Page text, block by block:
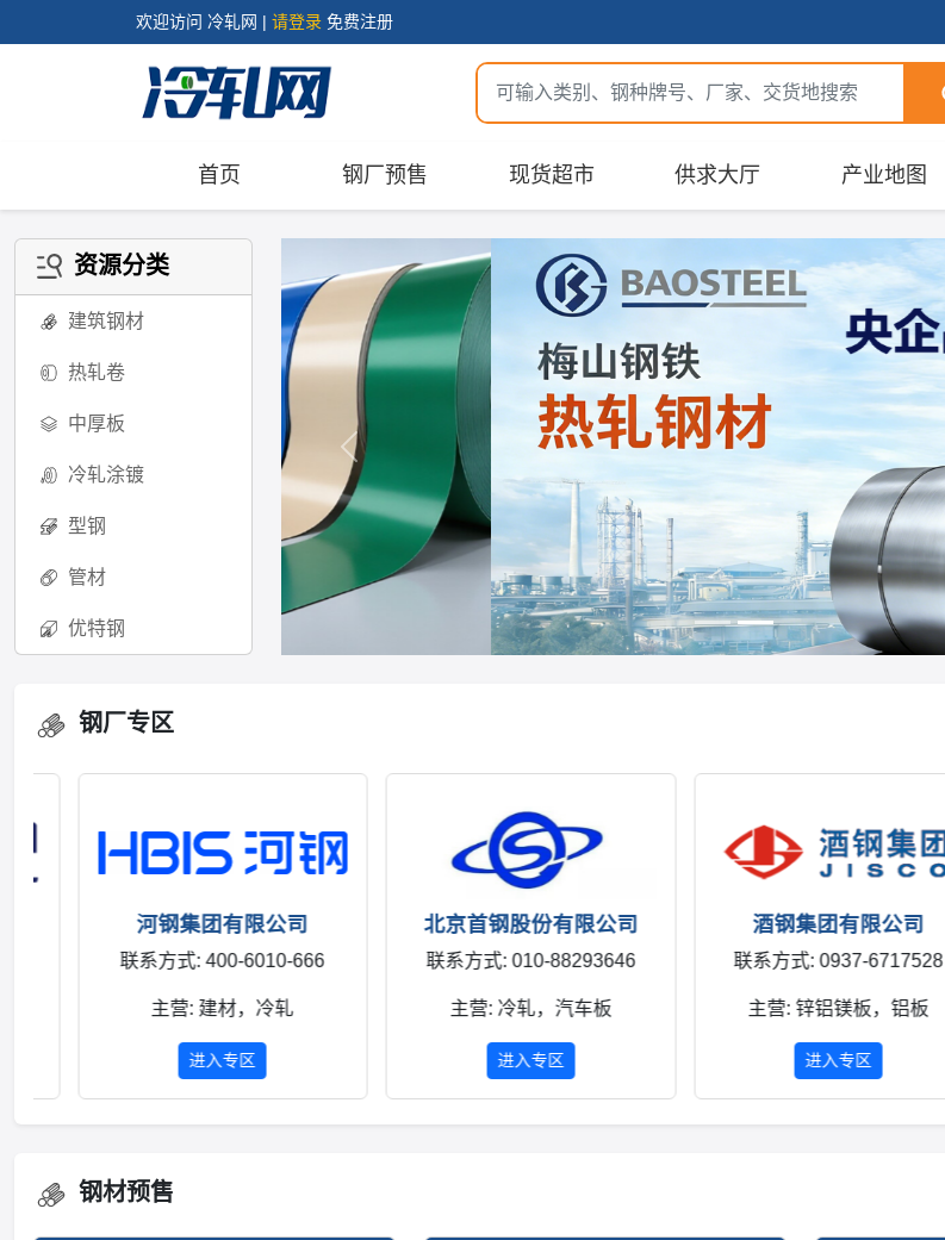
欢迎访问 冷轧网 | 请登录 免费注册
首页 钢厂预售 现货超市 供求大厅 产业地图
资源分类
建筑钢材
热轧卷
中厚板
冷轧涂镀
型钢
管材
优特钢
钢厂专区
河钢集团有限公司
联系方式: 400-6010-666
主营: 建材，冷轧
进入专区
北京首钢股份有限公司
联系方式: 010-88293646
主营: 冷轧，汽车板
进入专区
酒钢集团有限公司
联系方式: 0937-6717528
主营: 锌铝镁板，铝板
进入专区
钢材预售